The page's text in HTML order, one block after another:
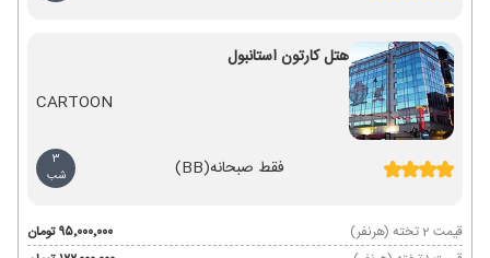
هتل کارتون استانبول
CARTOON
فقط صبحانه(BB)
3
شب
قیمت 2 تخته (هرنفر)
۹۵٬۰۰۰٬۰۰۰ تومان